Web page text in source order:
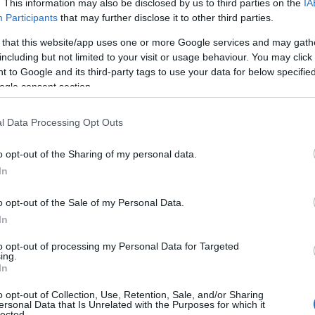
This information may also be disclosed by us to third parties on the
Participants that may further disclose it to other third parties.
that this website/app uses one or more Google services and may
but not limited to your visit or usage behaviour. You may
to Google and its third-party tags to use your data for below
consent section.
Data Processing Opt Outs
opt-out of the Sharing of my personal data.
opt-out of the Sale of my Personal Data.
opt-out of processing my Personal Data for Targeted
opt-out of Collection, Use, Retention, Sale, and/or Sharing
Data that Is Unrelated with the Purposes for which it
τις 10:00 τοπική ώρα (05:00 ώρα
η οποία βρίσκεται ανοιχτά της πόλης
και εκπρόσωπο της τοπικής πτέρυγας
John Ambulance.
του άνδρα”, ανέφεραν στην
της Δυτικής Αυστραλίας.
ακόμη από τις αρχές,
την επίθεση
επίσης το Reuters επικαλούμενο
προστίθεται ότι ετοιμάζεται μια
και Περιφερειακής Ανάπτυξης της
ένας μεγάλος λευκός καρχαρίας τεσσάρων